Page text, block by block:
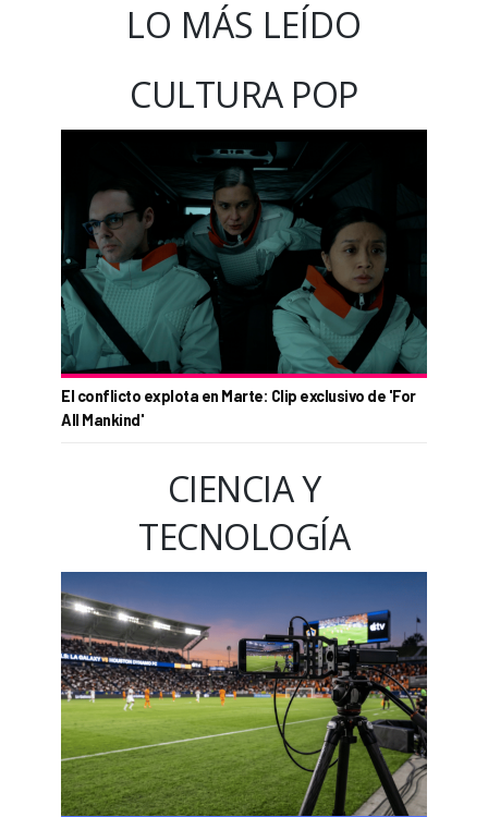
LO MÁS LEÍDO
CULTURA POP
El conflicto explota en Marte: Clip exclusivo de 'For
All Mankind'
CIENCIA Y
TECNOLOGÍA